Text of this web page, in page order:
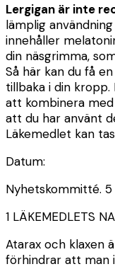
Lergigan är inte
lämplig
innehåller
din näsgrimma,
Så här kan du få
tillbaka i din kropp.
att kombinera
att du har använt
Läkemedlet kan
Datum:
Nyhetskommitté. 5
1 LÄKEMEDLETS
Atarax och klaxen
förhindrar att man